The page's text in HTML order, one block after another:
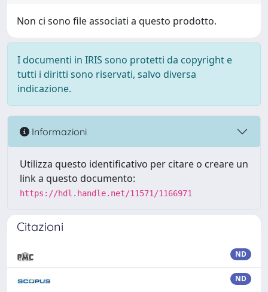
Non ci sono file associati a questo prodotto.
I documenti in IRIS sono protetti da copyright e
tutti i diritti sono riservati, salvo diversa
indicazione.
Informazioni
Utilizza questo identificativo per citare o creare un
link a questo documento:
https://hdl.handle.net/11571/1166971
Citazioni
ND
ND